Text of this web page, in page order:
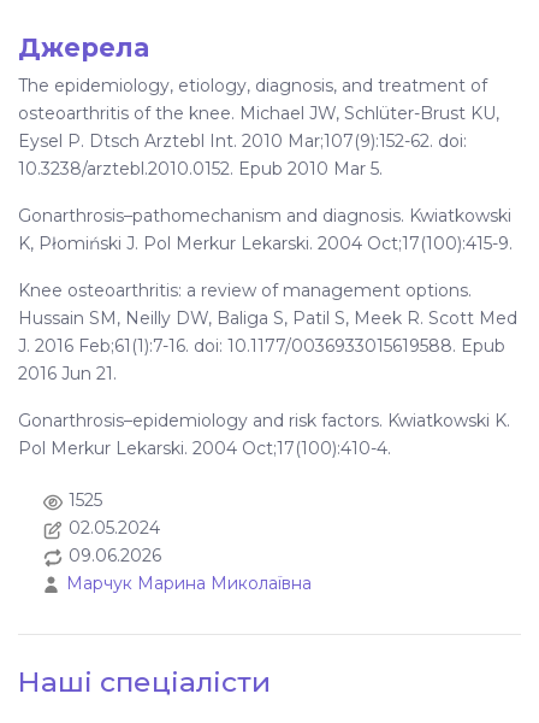
Джерела
The epidemiology, etiology, diagnosis, and treatment of
osteoarthritis of the knee. Michael JW, Schlüter-Brust KU,
Eysel P. Dtsch Arztebl Int. 2010 Mar;107(9):152-62. doi:
10.3238/arztebl.2010.0152. Epub 2010 Mar 5.
Gonarthrosis–pathomechanism and diagnosis. Kwiatkowski
K, Płomiński J. Pol Merkur Lekarski. 2004 Oct;17(100):415-9.
Knee osteoarthritis: a review of management options.
Hussain SM, Neilly DW, Baliga S, Patil S, Meek R. Scott Med
J. 2016 Feb;61(1):7-16. doi: 10.1177/0036933015619588. Epub
2016 Jun 21.
Gonarthrosis–epidemiology and risk factors. Kwiatkowski K.
Pol Merkur Lekarski. 2004 Oct;17(100):410-4.
1525
02.05.2024
09.06.2026
Марчук Марина Миколаївна
Наші спеціалісти